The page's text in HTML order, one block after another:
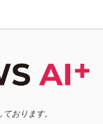
おります。